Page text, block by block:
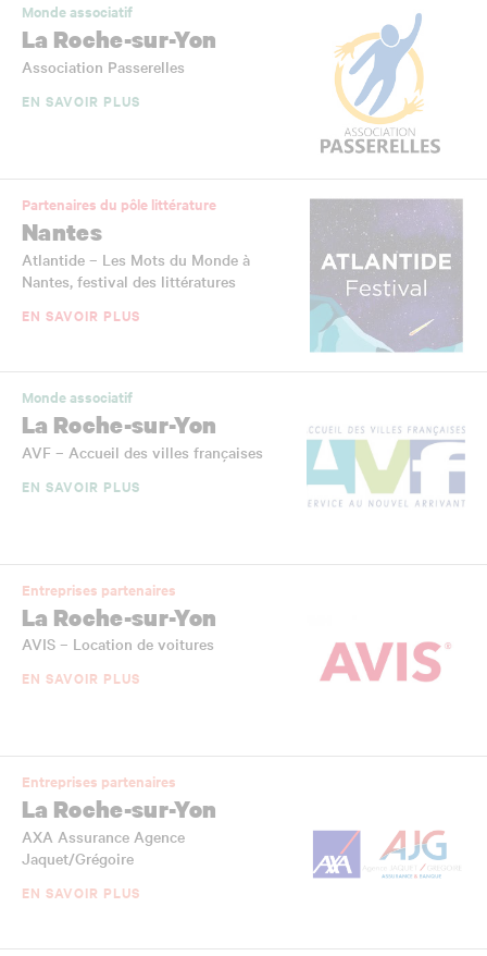
Monde associatif
La Roche-sur-Yon
Association Passerelles
EN SAVOIR PLUS
Partenaires du pôle littérature
Nantes
Atlantide – Les Mots du Monde à
Nantes, festival des littératures
EN SAVOIR PLUS
Monde associatif
La Roche-sur-Yon
AVF – Accueil des villes françaises
EN SAVOIR PLUS
Entreprises partenaires
La Roche-sur-Yon
AVIS – Location de voitures
EN SAVOIR PLUS
Entreprises partenaires
La Roche-sur-Yon
AXA Assurance Agence
Jaquet/Grégoire
EN SAVOIR PLUS